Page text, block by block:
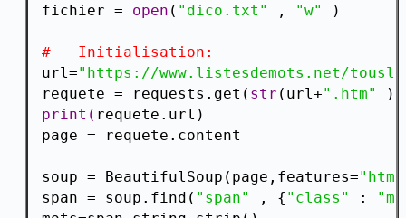
fichier = open ( "dico.txt" , "w" )
#   Initialisation:
url="https://www.listesdemots.net/
requete = requests.get( str (url+".htm"
print( requete.url)
page = requete.content
soup = BeautifulSoup(page,features=
span = soup.find( "span" , { "class" :